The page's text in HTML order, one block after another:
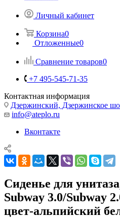
Личный кабинет
Корзина0
Отложенные0
Сравнение товаров0
+7 495-545-71-35
Контактная информация
Дзержинский, Дзержинское
info@ateplo.ru
Вконтакте
Сиденье для
Subway 3.0/Subway
цвет-альпийский